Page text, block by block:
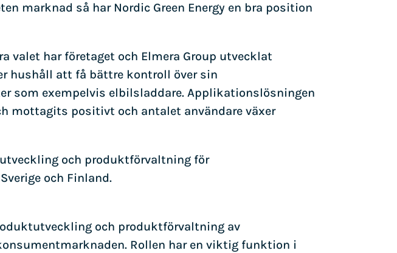
marknad så har Nordic Green Energy en bra position
valet har företaget och Elmera Group utvecklat
hushåll att få bättre kontroll över sin
som exempelvis elbilsladdare. Applikationslösningen
mottagits positivt och antalet användare växer
och produktförvaltning för
och Finland.
och produktförvaltning av
Rollen har en viktig funktion i